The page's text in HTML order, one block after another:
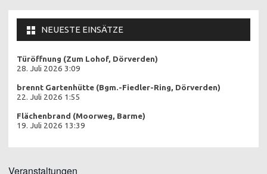
NEUESTE EINSÄTZE
Türöffnung (Zum Lohof, Dörverden)
28. Juli 2026 3:09
brennt Gartenhütte (Bgm.-Fiedler-Ring, Dörverden)
22. Juli 2026 1:55
Flächenbrand (Moorweg, Barme)
19. Juli 2026 13:39
Veranstaltungen